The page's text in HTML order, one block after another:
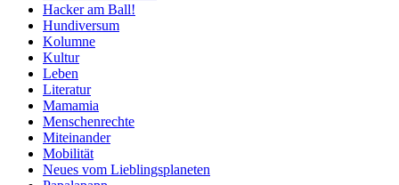
Hacker am Ball!
Hundiversum
Kolumne
Kultur
Leben
Literatur
Mamamia
Menschenrechte
Miteinander
Mobilität
Neues vom Lieblingsplaneten